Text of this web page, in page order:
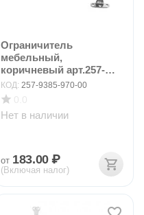
Ограничитель
мебельный,
коричневый арт.257-
9385-970-00
КОД: 257-9385-970-00
Нет в наличии
от 183.00 ₽
(Включая налог)